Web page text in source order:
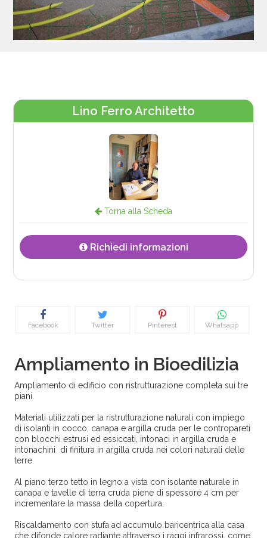
Lino Ferro Architetto
Torna alla Scheda
Richiedi informazioni
Facebook Twitter Pinterest Whatsapp
Ampliamento in Bioedilizia
Ampliamento di edificio con ristrutturazione completa sui tre
piani.
Materiali utilizzati per la ristrutturazione naturali con impiego
di isolanti in cocco, canapa e argilla cruda per le contropareti
con blocchi estrusi ed essiccati, intonaci in argilla cruda e
intonachini di finitura in argilla cruda nei colori naturali delle
terre.
Al piano terzo tetto in legno a vista con isolante naturale in
canapa e tavelle di terra cruda piene di spessore 4 cm per
incrementare la massa della copertura.
Riscaldamento con stufa ad accumulo baricentrica alla casa
che difonde calore radiante attraverso i raggi infrarossi, come